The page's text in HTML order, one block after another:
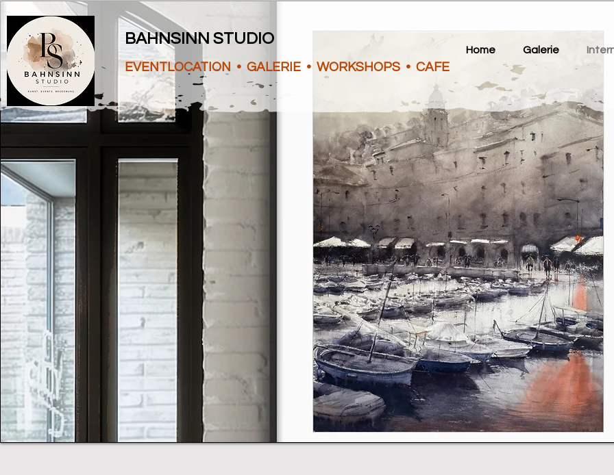
BAHNSINN STUDIO
EVENTLOCATION • GALERIE • WORKSHOPS • CAFE
Home Galerie